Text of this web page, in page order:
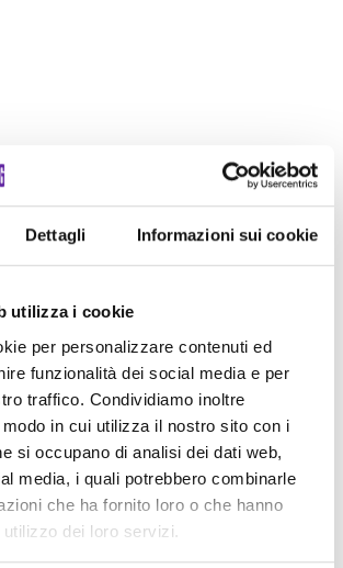
Dettagli Informazioni sui cookie
utilizza i cookie
per personalizzare contenuti ed
funzionalità dei social media e per
traffico. Condividiamo inoltre
in cui utilizza il nostro sito con i
si occupano di analisi dei dati web,
media, i quali potrebbero combinarle
che ha fornito loro o che hanno
dei loro servizi.